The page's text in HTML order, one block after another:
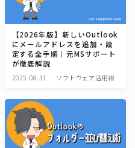
【2026年版】新しいOutlook
にメールアドレスを追加・設
定する全手順｜元MSサポート
が徹底解説
2025.08.31 ソフトウェア活用術